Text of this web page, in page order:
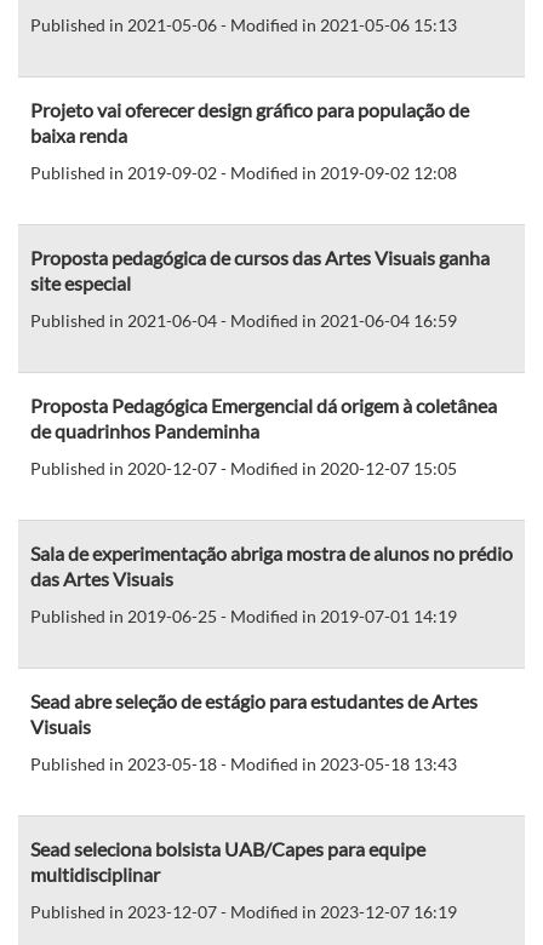
Published in 2021-05-06 - Modified in 2021-05-06 15:13
Projeto vai oferecer design gráfico para população de
baixa renda
Published in 2019-09-02 - Modified in 2019-09-02 12:08
Proposta pedagógica de cursos das Artes Visuais ganha
site especial
Published in 2021-06-04 - Modified in 2021-06-04 16:59
Proposta Pedagógica Emergencial dá origem à coletânea
de quadrinhos Pandeminha
Published in 2020-12-07 - Modified in 2020-12-07 15:05
Sala de experimentação abriga mostra de alunos no prédio
das Artes Visuais
Published in 2019-06-25 - Modified in 2019-07-01 14:19
Sead abre seleção de estágio para estudantes de Artes
Visuais
Published in 2023-05-18 - Modified in 2023-05-18 13:43
Sead seleciona bolsista UAB/Capes para equipe
multidisciplinar
Published in 2023-12-07 - Modified in 2023-12-07 16:19